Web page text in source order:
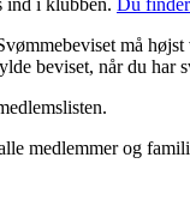
må
beviset, når du har
medlemmer og